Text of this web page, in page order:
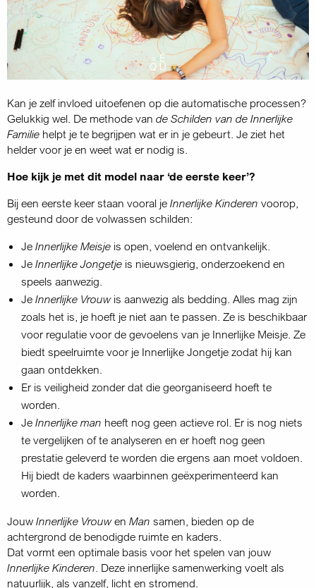
Kan je zelf invloed uitoefenen op die automatische processen?
Gelukkig wel. De methode van de Schilden van de Innerlijke
Familie helpt je te begrijpen wat er in je gebeurt. Je ziet het
helder voor je en weet wat er nodig is.
Hoe kijk je met dit model naar ‘de eerste keer’?
Bij een eerste keer staan vooral je Innerlijke Kinderen voorop,
gesteund door de volwassen schilden:
Je Innerlijke Meisje is open, voelend en ontvankelijk.
Je Innerlijke Jongetje is nieuwsgierig, onderzoekend en
speels aanwezig.
Je Innerlijke Vrouwis aanwezig als bedding. Alles mag zijn
zoals het is, je hoeft je niet aan te passen. Ze is beschikbaar
voor regulatie voor de gevoelens van je Innerlijke Meisje. Ze
biedt speelruimte voor je Innerlijke Jongetje zodat hij kan
gaan ontdekken.
Er is veiligheid zonder dat die georganiseerd hoeft te
worden.
Je Innerlijke man heeft nog geen actieve rol. Er is nog niets
te vergelijken of te analyseren en er hoeft nog geen
prestatie geleverd te worden die ergens aan moet voldoen.
Hij biedt de kaders waarbinnen geëxperimenteerd kan
worden.
Jouw Innerlijke Vrouwen Man samen, bieden op de
achtergrond de benodigde ruimte en kaders.
Dat vormt een optimale basis voor het spelen van jouw
Innerlijke Kinderen. Deze innerlijke samenwerking voelt als
natuurlijk, als vanzelf, licht en stromend.